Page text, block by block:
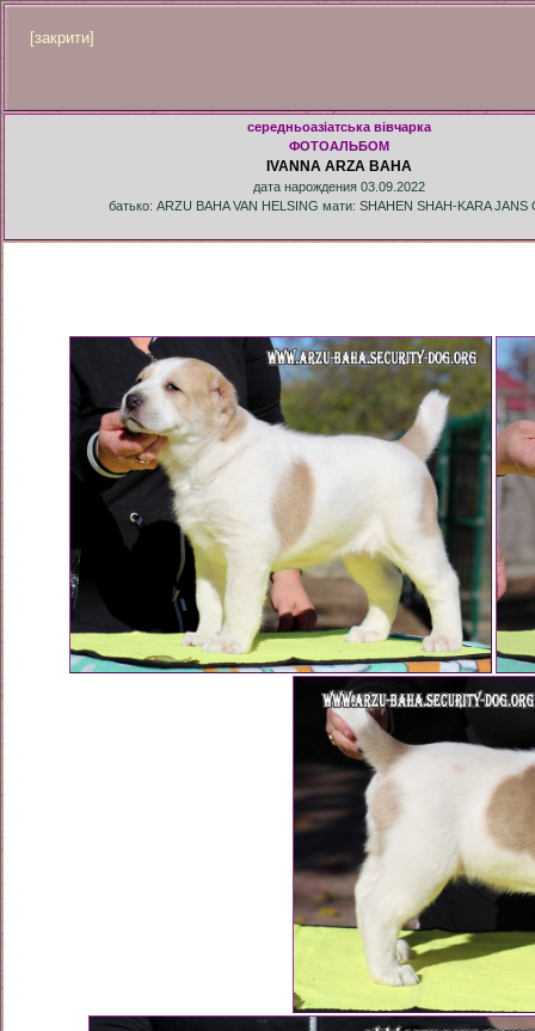
[закрити]
середньоазіатська вівчарка
ФОТОАЛЬБОМ
IVANNA ARZA BAHA
дата нарождения 03.09.2022
батько: ARZU BAHA VAN HELSING мати: SHAHEN SHAH-KARA JANS